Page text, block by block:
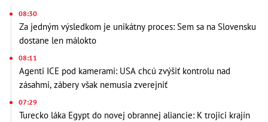
08:30
Za jedným výsledkom je unikátny proces: Sem sa na Slovensku
dostane len málokto
08:11
Agenti ICE pod kamerami: USA chcú zvýšiť kontrolu nad
zásahmi, zábery však nemusia zverejniť
07:29
Turecko láka Egypt do novej obrannej aliancie: K trojici krajín